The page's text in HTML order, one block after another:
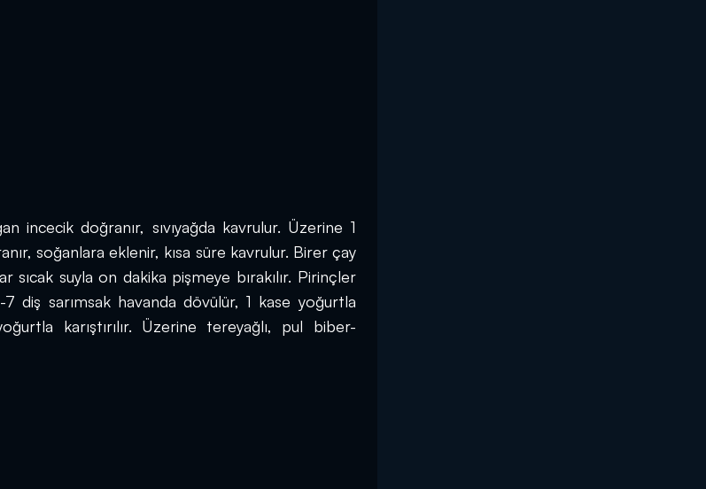
incecik doğranır, sıvıyağda kavrulur. Üzerine 1
soğanlara eklenir, kısa süre kavrulur. Birer çay
sıcak suyla on dakika pişmeye bırakılır. Pirinçler
7 diş sarımsak havanda dövülür, 1 kase yoğurtla
karıştırılır. Üzerine tereyağlı, pul biber-